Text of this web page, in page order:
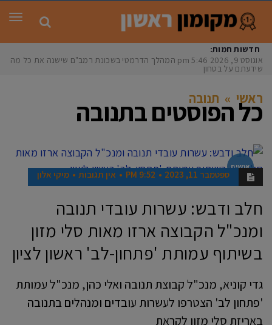
חדשות חמות:
אוגוסט 9, 2026
5:46 pm המהלך הדרמטי בשכונת רמב"ם שישנה את כל מה
שידעתם על בטחון
ראשי » תנובה
כל הפוסטים בתנובה
אנשים
ספטמבר 11, 2023 9:52 PM אין תגובות מיקי אלון
חלב ודבש: עשרות עובדי תנובה
ומנכ"ל הקבוצה ארזו מאות סלי מזון
בשיתוף עמותת 'פתחון-לב' ראשון לציון
גדי קוניא, מנכ"ל קבוצת תנובה ואלי כהן, מנכ"ל עמותת
'פתחון לב' הצטרפו לעשרות עובדים ומנהלים בתנובה
באריזת סלי מזון לקראת